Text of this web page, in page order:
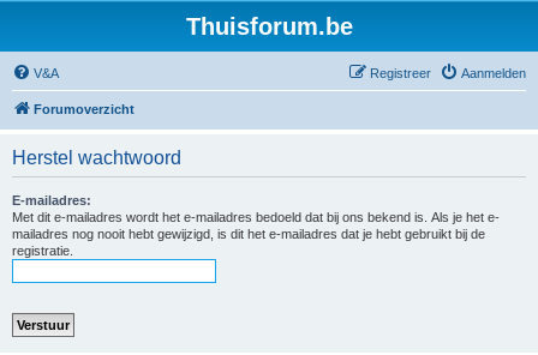
Thuisforum.be
V&A Aanmelden
Registreer
Forumoverzicht
Herstel wachtwoord
E-mailadres:
Met dit e-mailadres wordt het e-mailadres bedoeld dat bij ons bekend is. Als je het e-
mailadres nog nooit hebt gewijzigd, is dit het e-mailadres dat je hebt gebruikt bij de
registratie.